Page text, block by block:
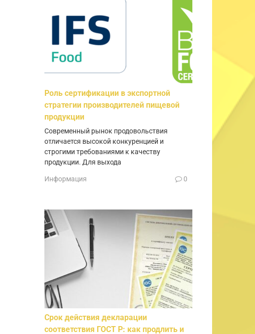
Роль сертификации в экспортной
стратегии производителей пищевой
продукции
Современный рынок продовольствия
отличается высокой конкуренцией и
строгими требованиями к качеству
продукции. Для выхода
Информация 0
Срок действия декларации
соответствия ГОСТ Р: как продлить и